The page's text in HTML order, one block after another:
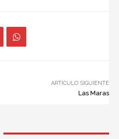
ARTÍCULO SIGUIENTE
Las Maras